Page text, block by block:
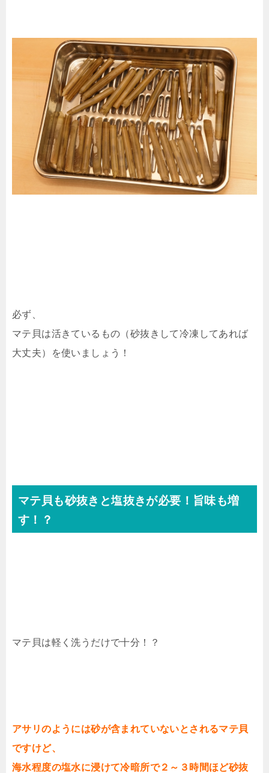
必ず、
マテ貝は活きているもの（砂抜きして冷凍してあれば
大丈夫）を使いましょう！
マテ貝も砂抜きと塩抜きが必要！旨味も増
す！？
マテ貝は軽く洗うだけで十分！？
アサリのようには砂が含まれていないとされるマテ貝
ですけど、
海水程度の塩水に浸けて冷暗所で２～３時間ほど砂抜